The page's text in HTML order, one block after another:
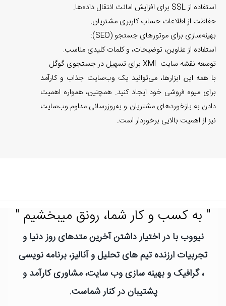
استفاده از SSL برای افزایش امانت انتقال داده‌ها.
حفاظت از اطلاعات حساب کاربری مشتریان.
بهینه‌سازی برای موتورهای جستجو (SEO):
استفاده از عناوین، توضیحات، و کلمات کلیدی مناسب.
توسعه نقشه سایت XML برای تسهیل در جستجوی گوگل.
با همه این ابزارها، می‌توانید یک وب‌سایت جذاب و کارآمد
برای میوه فروشی خود ایجاد کنید. همچنین، همواره اهمیت
دادن به بازخوردهای مشتریان و به‌روزرسانی مداوم وب‌سایت
نیز از اهمیت بالایی برخوردار است.
" به کسب و کار شما، رونق میبخشیم "
نیووب با در اختیار داشتن آخرین متدهای روز دنیا و
تجربیات ارزنده تیم های تحلیل و آنالیز، برنامه نویسی
، گرافیک و بهینه سازی وب سایت، مشاوری کارآمد و
پشتیبان در کنار شماست.